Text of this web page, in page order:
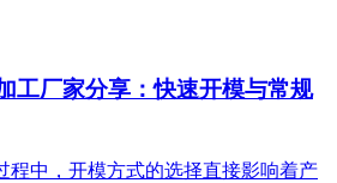
工厂家分享：快速开模与常规
程中，开模方式的选择直接影响着产